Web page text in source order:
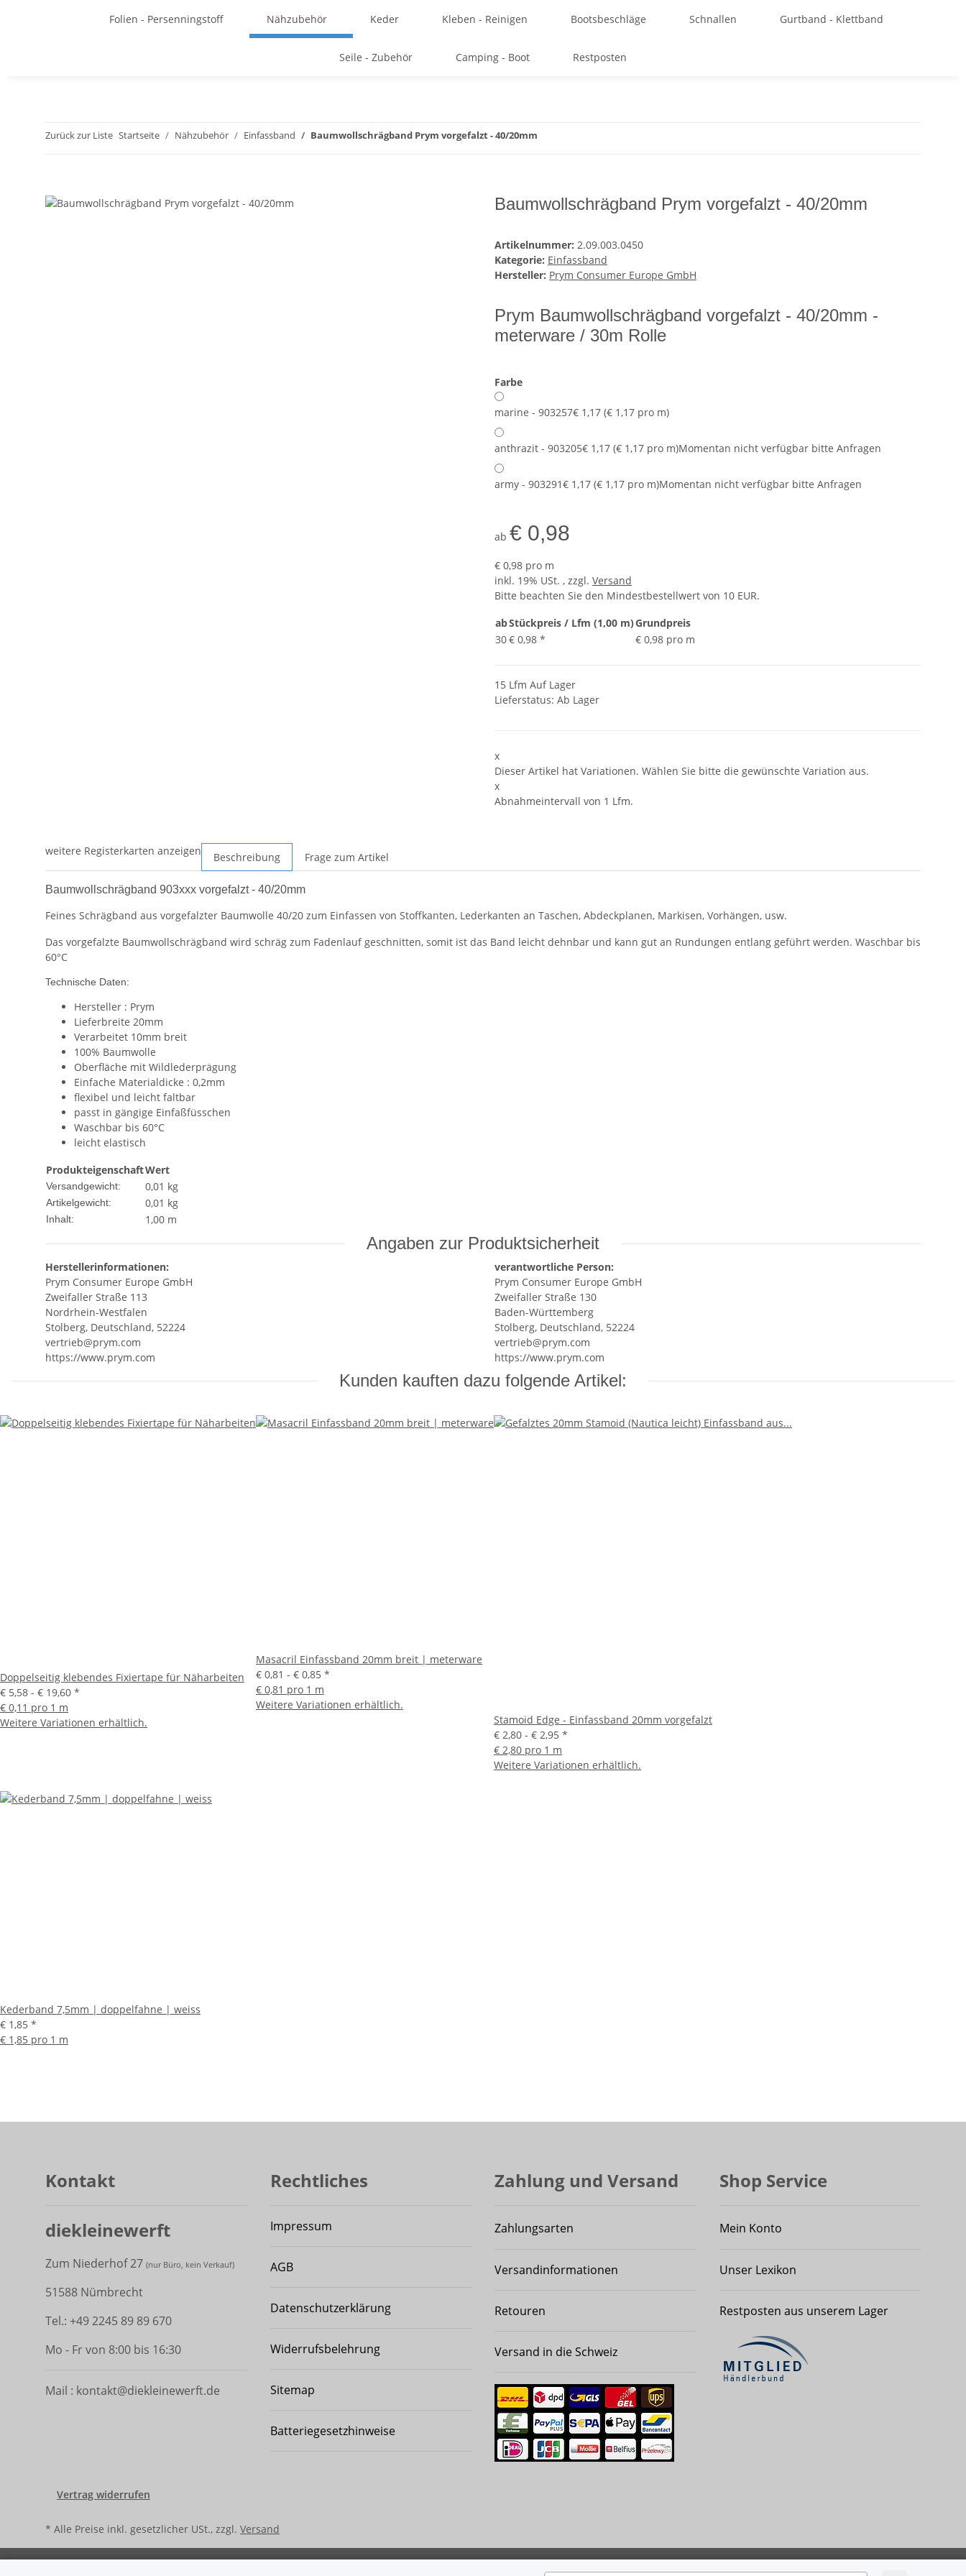
Folien - Persenningstoff Nähzubehör Keder Kleben - Reinigen Bootsbeschläge Schnallen Gurtband - Klettband
Seile - Zubehör Camping - Boot Restposten
Zurück zur Liste Startseite Nähzubehör Einfassband Baumwollschrägband Prym vorgefalzt - 40/20mm
Baumwollschrägband Prym vorgefalzt - 40/20mm
Artikelnummer: 2.09.003.0450
Kategorie: Einfassband
Hersteller: Prym Consumer Europe GmbH
Prym Baumwollschrägband vorgefalzt - 40/20mm -
meterware / 30m Rolle
Farbe
marine - 903257€ 1,17 (€ 1,17 pro m)
anthrazit - 903205€ 1,17 (€ 1,17 pro m)Momentan nicht verfügbar bitte Anfragen
army - 903291€ 1,17 (€ 1,17 pro m)Momentan nicht verfügbar bitte Anfragen
ab € 0,98
€ 0,98 pro m
inkl. 19% USt. , zzgl. Versand
Bitte beachten Sie den Mindestbestellwert von 10 EUR.
abStückpreis / Lfm (1,00 m)Grundpreis
30€ 0,98 * € 0,98 pro m
15 Lfm Auf Lager
Lieferstatus: Ab Lager
x
Dieser Artikel hat Variationen. Wählen Sie bitte die gewünschte Variation aus.
x
Abnahmeintervall von 1 Lfm.
weitere Registerkarten anzeigen Beschreibung Frage zum Artikel
Baumwollschrägband 903xxx vorgefalzt - 40/20mm
Feines Schrägband aus vorgefalzter Baumwolle 40/20 zum Einfassen von Stoffkanten, Lederkanten an Taschen, Abdeckplanen, Markisen, Vorhängen, usw.
Das vorgefalzte Baumwollschrägband wird schräg zum Fadenlauf geschnitten, somit ist das Band leicht dehnbar und kann gut an Rundungen entlang geführt werden. Waschbar bis
60°C
Technische Daten:
Hersteller : Prym
Lieferbreite 20mm
Verarbeitet 10mm breit
100% Baumwolle
Oberfläche mit Wildlederprägung
Einfache Materialdicke : 0,2mm
flexibel und leicht faltbar
passt in gängige Einfaßfüsschen
Waschbar bis 60°C
leicht elastisch
ProdukteigenschaftWert
Versandgewicht: 0,01 kg
Artikelgewicht: 0,01 kg
Inhalt: 1,00 m
Angaben zur Produktsicherheit
Herstellerinformationen:
Prym Consumer Europe GmbH
Zweifaller Straße 113
Nordrhein-Westfalen
Stolberg, Deutschland, 52224
vertrieb@prym.com
https://www.prym.com
verantwortliche Person:
Prym Consumer Europe GmbH
Zweifaller Straße 130
Baden-Württemberg
Stolberg, Deutschland, 52224
vertrieb@prym.com
https://www.prym.com
Kunden kauften dazu folgende Artikel:
Doppelseitig klebendes Fixiertape für Näharbeiten
€ 5,58 - € 19,60 *
€ 0,11 pro 1 m
Weitere Variationen erhältlich.
Masacril Einfassband 20mm breit | meterware
€ 0,81 - € 0,85 *
€ 0,81 pro 1 m
Weitere Variationen erhältlich.
Stamoid Edge - Einfassband 20mm vorgefalzt
€ 2,80 - € 2,95 *
€ 2,80 pro 1 m
Weitere Variationen erhältlich.
Kederband 7,5mm | doppelfahne | weiss
€ 1,85 *
€ 1,85 pro 1 m
Kontakt
diekleinewerft
Zum Niederhof 27 (nur Büro, kein Verkauf)
51588 Nümbrecht
Tel.: +49 2245 89 89 670
Mo - Fr von 8:00 bis 16:30
Mail : kontakt@diekleinewerft.de
Rechtliches
Impressum
AGB
Datenschutzerklärung
Widerrufsbelehrung
Sitemap
Batteriegesetzhinweise
Zahlung und Versand
Zahlungsarten
Versandinformationen
Retouren
Versand in die Schweiz
Shop Service
Mein Konto
Unser Lexikon
Restposten aus unserem Lager
Vertrag widerrufen
* Alle Preise inkl. gesetzlicher USt., zzgl. Versand